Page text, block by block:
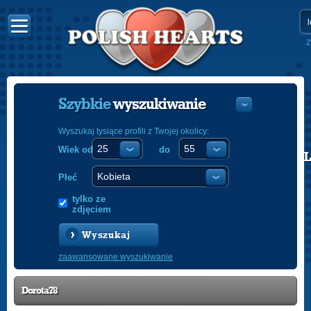
POLISH
Szybkiewyszukiwanie
Wyszukaj tysiące profili z Twojej okolicy:
Wiek od do
Płeć
tylko ze
zdjęciem
Wyszukaj
zaawansowane wyszukiwanie
Dorota78